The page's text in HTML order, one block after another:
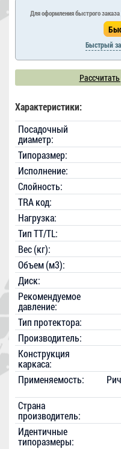
Для оформления быстрого
Быстрый
Характеристики:
Посадочный
диаметр:
Типоразмер:
Исполнение:
Слойность:
TRA код:
Нагрузка:
Тип TT/TL:
Вес (кг):
Объем (м3):
Диск:
Рекомендуемое
давление:
Тип протектора:
Производитель:
Конструкция
каркаса:
Применяемость:
Страна
производитель:
Идентичные
типоразмеры: